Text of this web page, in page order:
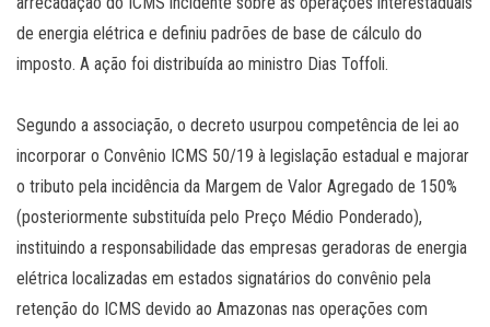
de energia elétrica e definiu padrões de base de cálculo do
imposto. A ação foi distribuída ao ministro Dias Toffoli.
Segundo a associação, o decreto usurpou competência de lei ao
incorporar o Convênio ICMS 50/19 à legislação estadual e majorar
o tributo pela incidência da Margem de Valor Agregado de 150%
(posteriormente substituída pelo Preço Médio Ponderado),
instituindo a responsabilidade das empresas geradoras de energia
elétrica localizadas em estados signatários do convênio pela
retenção do ICMS devido ao Amazonas nas operações com